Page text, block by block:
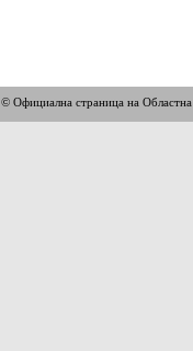
© Официална страница на